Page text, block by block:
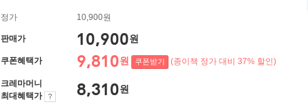
정가 10,900원
판매가 10,900원
쿠폰혜택가 9,810원 쿠폰받기 (종이책 정가 대비 37% 할인)
크레마머니
최대혜택가
8,310원